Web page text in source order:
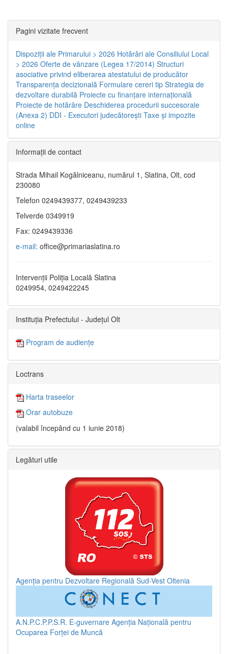
Pagini vizitate frecvent
Dispoziţii ale Primarului > 2026 Hotărâri ale Consiliului Local
> 2026 Oferte de vânzare (Legea 17/2014) Structuri
asociative privind eliberarea atestatului de producător
Transparenţa decizională Formulare cereri tip Strategia de
dezvoltare durabilă Proiecte cu finanţare internaţională
Proiecte de hotărâre Deschiderea procedurii succesorale
(Anexa 2) DDI - Executori judecătorești Taxe şi impozite
online
Informaţii de contact
Strada Mihail Kogălniceanu, numărul 1, Slatina, Olt, cod
230080
Telefon 0249439377, 0249439233
Telverde 0349919
Fax: 0249439336
e-mail: office@primariaslatina.ro
Intervenții Poliția Locală Slatina
0249954, 0249422245
Instituția Prefectului - Județul Olt
Program de audiențe
Loctrans
Harta traseelor
Orar autobuze
(valabil începând cu 1 iunie 2018)
Legături utile
Agenția pentru Dezvoltare Regională Sud-Vest Oltenia
A.N.P.C.P.P.S.R. E-guvernare Agenția Națională pentru
Ocuparea Forței de Muncă